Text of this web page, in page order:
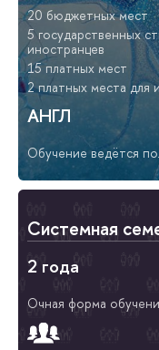
20 бюджетных мест
5 государственных
иностранцев
15 платных мест
2 платных места для
АНГЛ
Обучение ведётся
Системная
2 года
Очная форма